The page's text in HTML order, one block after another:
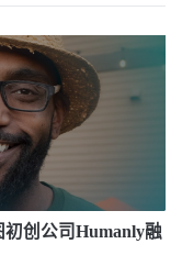
成为企业转型“新瓶颈”
能力的垂直招聘解决方
预测，到2026
招聘前端交互系统。
实现“全流程候选人管
技公司。其
客户，在人才获取、流
业能够比以往任何时
过强强联手，Humanly
套工具，简化招聘流
志着我们在人才招聘团
重新定义人才招聘，
佳候选人，还能有效
合格候选人出现在您
这是向我们的客户提
户是我们一切工作的
创公司Humanly融